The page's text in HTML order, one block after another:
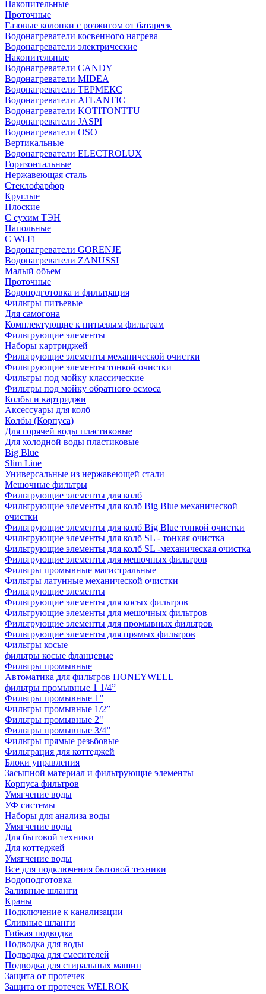
Накопительные
Проточные
Газовые колонки с розжигом от батареек
Водонагреватели косвенного нагрева
Водонагреватели электрические
Накопительные
Водонагреватели CANDY
Водонагреватели MIDEA
Водонагреватели ТЕРМЕКС
Водонагреватели ATLANTIC
Водонагреватели KOTITONTTU
Водонагреватели JASPI
Водонагреватели OSO
Вертикальные
Водонагреватели ELECTROLUX
Горизонтальные
Нержавеющая сталь
Стеклофарфор
Круглые
Плоские
С сухим ТЭН
Напольные
С Wi-Fi
Водонагреватели GORENJE
Водонагреватели ZANUSSI
Малый объем
Проточные
Водоподготовка и фильтрация
Фильтры питьевые
Для самогона
Комплектующие к питьевым фильтрам
Фильтрующие элементы
Наборы картриджей
Фильтрующие элементы механической очистки
Фильтрующие элементы тонкой очистки
Фильтры под мойку классические
Фильтры под мойку обратного осмоса
Колбы и картриджи
Аксессуары для колб
Колбы (Корпуса)
Для горячей воды пластиковые
Для холодной воды пластиковые
Big Blue
Slim Line
Универсальные из нержавеющей стали
Мешочные фильтры
Фильтрующие элементы для колб
Фильтрующие элементы для колб Big Blue механической
очистки
Фильтрующие элементы для колб Big Blue тонкой очистки
Фильтрующие элементы для колб SL - тонкая очистка
Фильтрующие элементы для колб SL -механическая очистка
Фильтрующие элементы для мешочных фильтров
Фильтры промывные магистральные
Фильтры латунные механической очистки
Фильтрующие элементы
Фильтрующие элементы для косых фильтров
Фильтрующие элементы для мешочных фильтров
Фильтрующие элементы для промывных фильтров
Фильтрующие элементы для прямых фильтров
Фильтры косые
фильтры косые фланцевые
Фильтры промывные
Автоматика для фильтров HONEYWELL
фильтры промывные 1 1/4”
Фильтры промывные 1”
Фильтры промывные 1/2”
Фильтры промывные 2"
Фильтры промывные 3/4”
Фильтры прямые резьбовые
Фильтрация для коттеджей
Блоки управления
Засыпной материал и фильтрующие элементы
Корпуса фильтров
Умягчение воды
УФ системы
Наборы для анализа воды
Умягчение воды
Для бытовой техники
Для коттеджей
Умягчение воды
Все для подключения бытовой техники
Водоподготовка
Заливные шланги
Краны
Подключение к канализации
Сливные шланги
Гибкая подводка
Подводка для воды
Подводка для смесителей
Подводка для стиральных машин
Защита от протечек
Защита от протечек WELROK